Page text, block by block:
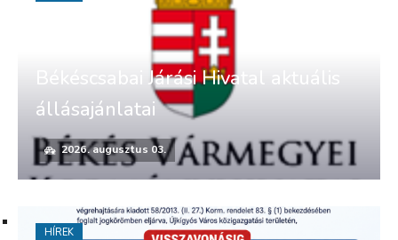
Békéscsabai Járási Hivatal aktuális
állásajánlatai
2026. augusztus 03.
HÍREK